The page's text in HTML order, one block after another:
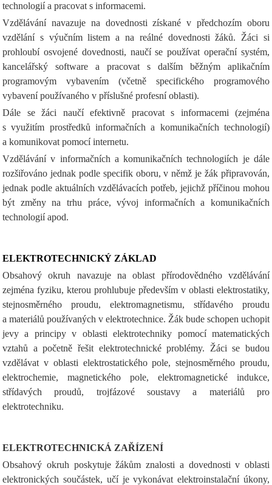
technologií a pracovat s informacemi.
Vzdělávání navazuje na dovednosti získané v předchozím oboru
vzdělání s výučním listem a na reálné dovednosti žáků. Žáci si
prohloubí osvojené dovednosti, naučí se používat operační systém,
kancelářský software a pracovat s dalším běžným aplikačním
programovým vybavením (včetně specifického programového
vybavení používaného v příslušné profesní oblasti).
Dále se žáci naučí efektivně pracovat s informacemi (zejména
s využitím prostředků informačních a komunikačních technologií)
a komunikovat pomocí internetu.
Vzdělávání v informačních a komunikačních technologiích je dále
rozšiřováno jednak podle specifik oboru, v němž je žák připravován,
jednak podle aktuálních vzdělávacích potřeb, jejichž příčinou mohou
být změny na trhu práce, vývoj informačních a komunikačních
technologií apod.
ELEKTROTECHNICKÝ ZÁKLAD
Obsahový okruh navazuje na oblast přírodovědného vzdělávání
zejména fyziku, kterou prohlubuje především v oblasti elektrostatiky,
stejnosměrného proudu, elektromagnetismu, střídavého proudu
a materiálů používaných v elektrotechnice. Žák bude schopen uchopit
jevy a principy v oblasti elektrotechniky pomocí matematických
vztahů a početně řešit elektrotechnické problémy. Žáci se budou
vzdělávat v oblasti elektrostatického pole, stejnosměrného proudu,
elektrochemie, magnetického pole, elektromagnetické indukce,
střídavých proudů, trojfázové soustavy a materiálů pro
elektrotechniku.
ELEKTROTECHNICKÁ ZAŘÍZENÍ
Obsahový okruh poskytuje žákům znalosti a dovednosti v oblasti
elektronických součástek, učí je vykonávat elektroinstalační úkony,